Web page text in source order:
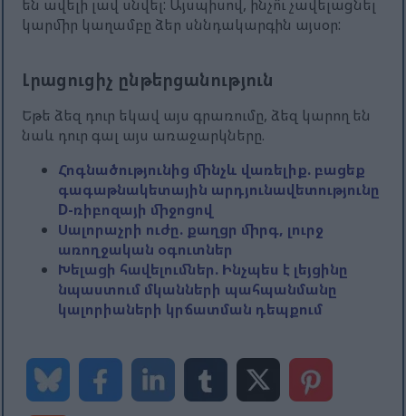
են ավելի լավ սնվել: Այսպիսով, ինչո՞ւ չավելացնել
կարմիր կաղամբը ձեր սննդակարգին այսօր:
Լրացուցիչ ընթերցանություն
Եթե ​​ձեզ դուր եկավ այս գրառումը, ձեզ կարող են
նաև դուր գալ այս առաջարկները.
Հոգնածությունից մինչև վառելիք. բացեք
գագաթնակետային արդյունավետությունը
D-ռիբոզայի միջոցով
Սալորաչրի ուժը. քաղցր միրգ, լուրջ
առողջական օգուտներ
Խելացի հավելումներ. Ինչպես է լեյցինը
նպաստում մկանների պահպանմանը
կալորիաների կրճատման դեպքում